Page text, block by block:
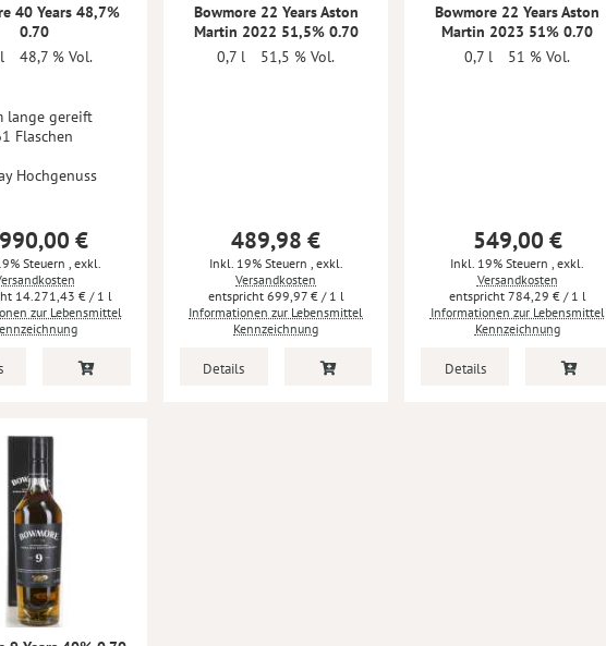
40 Years 48,7%
0.70
48,7 % Vol.
lange gereift
Flaschen
Hochgenuss
€
Steuern, exkl.
14.271,43 € / 1 l
zur Lebensmittel
Bowmore 22 Years Aston
Martin 2022 51,5% 0.70
0,7 l
51,5 % Vol.
489,98 €
Inkl. 19% Steuern , exkl.
Versandkosten
699,97 €/ 1 l
Informationen zur Lebensmittel
Kennzeichnung
Details
Bowmore 22 Years Aston
Martin 2023 51% 0.70
0,7 l
51 % Vol.
549,00 €
Inkl. 19% Steuern, exkl.
Versandkosten
784,29 €/ 1 l
Informationen zur Lebensmittel
Kennzeichnung
Details